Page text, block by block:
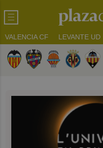
VALENCIA CF LEVANTE UD